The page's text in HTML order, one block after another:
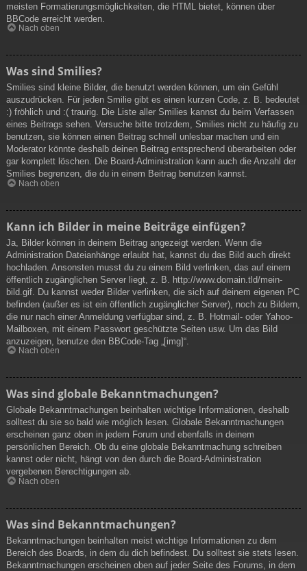
meisten Formatierungsmöglichkeiten, die HTML bietet, können über
BBCode erreicht werden.
Nach oben
Was sind Smilies?
Smilies sind kleine Bilder, die benutzt werden können, um ein Gefühl
auszudrücken. Für jeden Smilie gibt es einen kurzen Code, z. B. bedeutet
:) fröhlich und :( traurig. Die Liste aller Smilies kannst du beim Verfassen
eines Beitrags sehen. Versuche bitte trotzdem, Smilies nicht zu häufig zu
benutzen, sie können einen Beitrag schnell unlesbar machen und ein
Moderator könnte deshalb deinen Beitrag entsprechend überarbeiten oder
gar komplett löschen. Die Board-Administration kann auch die Anzahl der
Smilies begrenzen, die du in einem Beitrag benutzen kannst.
Nach oben
Kann ich Bilder in meine Beiträge einfügen?
Ja, Bilder können in deinem Beitrag angezeigt werden. Wenn die
Administration Dateianhänge erlaubt hat, kannst du das Bild auch direkt
hochladen. Ansonsten musst du zu einem Bild verlinken, das auf einem
öffentlich zugänglichen Server liegt, z. B. http://www.domain.tld/mein-
bild.gif. Du kannst weder Bilder verlinken, die sich auf deinem eigenen PC
befinden (außer es ist ein öffentlich zugänglicher Server), noch zu Bildern,
die nur nach einer Anmeldung verfügbar sind, z. B. Hotmail- oder Yahoo-
Mailboxen, mit einem Passwort geschützte Seiten usw. Um das Bild
anzuzeigen, benutze den BBCode-Tag „[img]“.
Nach oben
Was sind globale Bekanntmachungen?
Globale Bekanntmachungen beinhalten wichtige Informationen, deshalb
solltest du sie so bald wie möglich lesen. Globale Bekanntmachungen
erscheinen ganz oben in jedem Forum und ebenfalls in deinem
persönlichen Bereich. Ob du eine globale Bekanntmachung schreiben
kannst oder nicht, hängt von den durch die Board-Administration
vergebenen Berechtigungen ab.
Nach oben
Was sind Bekanntmachungen?
Bekanntmachungen beinhalten meist wichtige Informationen zu dem
Bereich des Boards, in dem du dich befindest. Du solltest sie stets lesen.
Bekanntmachungen erscheinen oben auf jeder Seite des Forums, in dem